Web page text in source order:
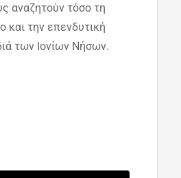
αναζητούν τόσο τη
και την επενδυτική
των Ιονίων Νήσων.